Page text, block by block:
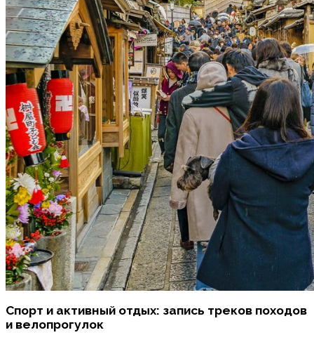
Спорт и активный отдых: запись треков походов
и велопрогулок